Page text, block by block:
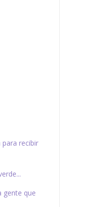
para recibir
gente que